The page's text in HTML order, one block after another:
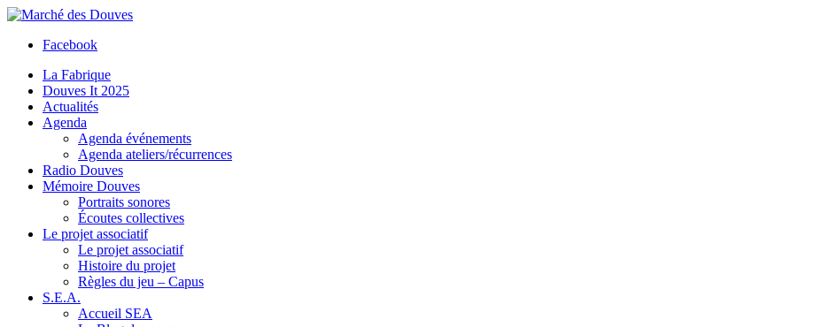
Facebook
La Fabrique
Douves It 2025
Actualités
Agenda
Agenda événements
Agenda ateliers/récurrences
Radio Douves
Mémoire Douves
Portraits sonores
Écoutes collectives
Le projet associatif
Le projet associatif
Histoire du projet
Règles du jeu – Capus
S.E.A.
Accueil SEA